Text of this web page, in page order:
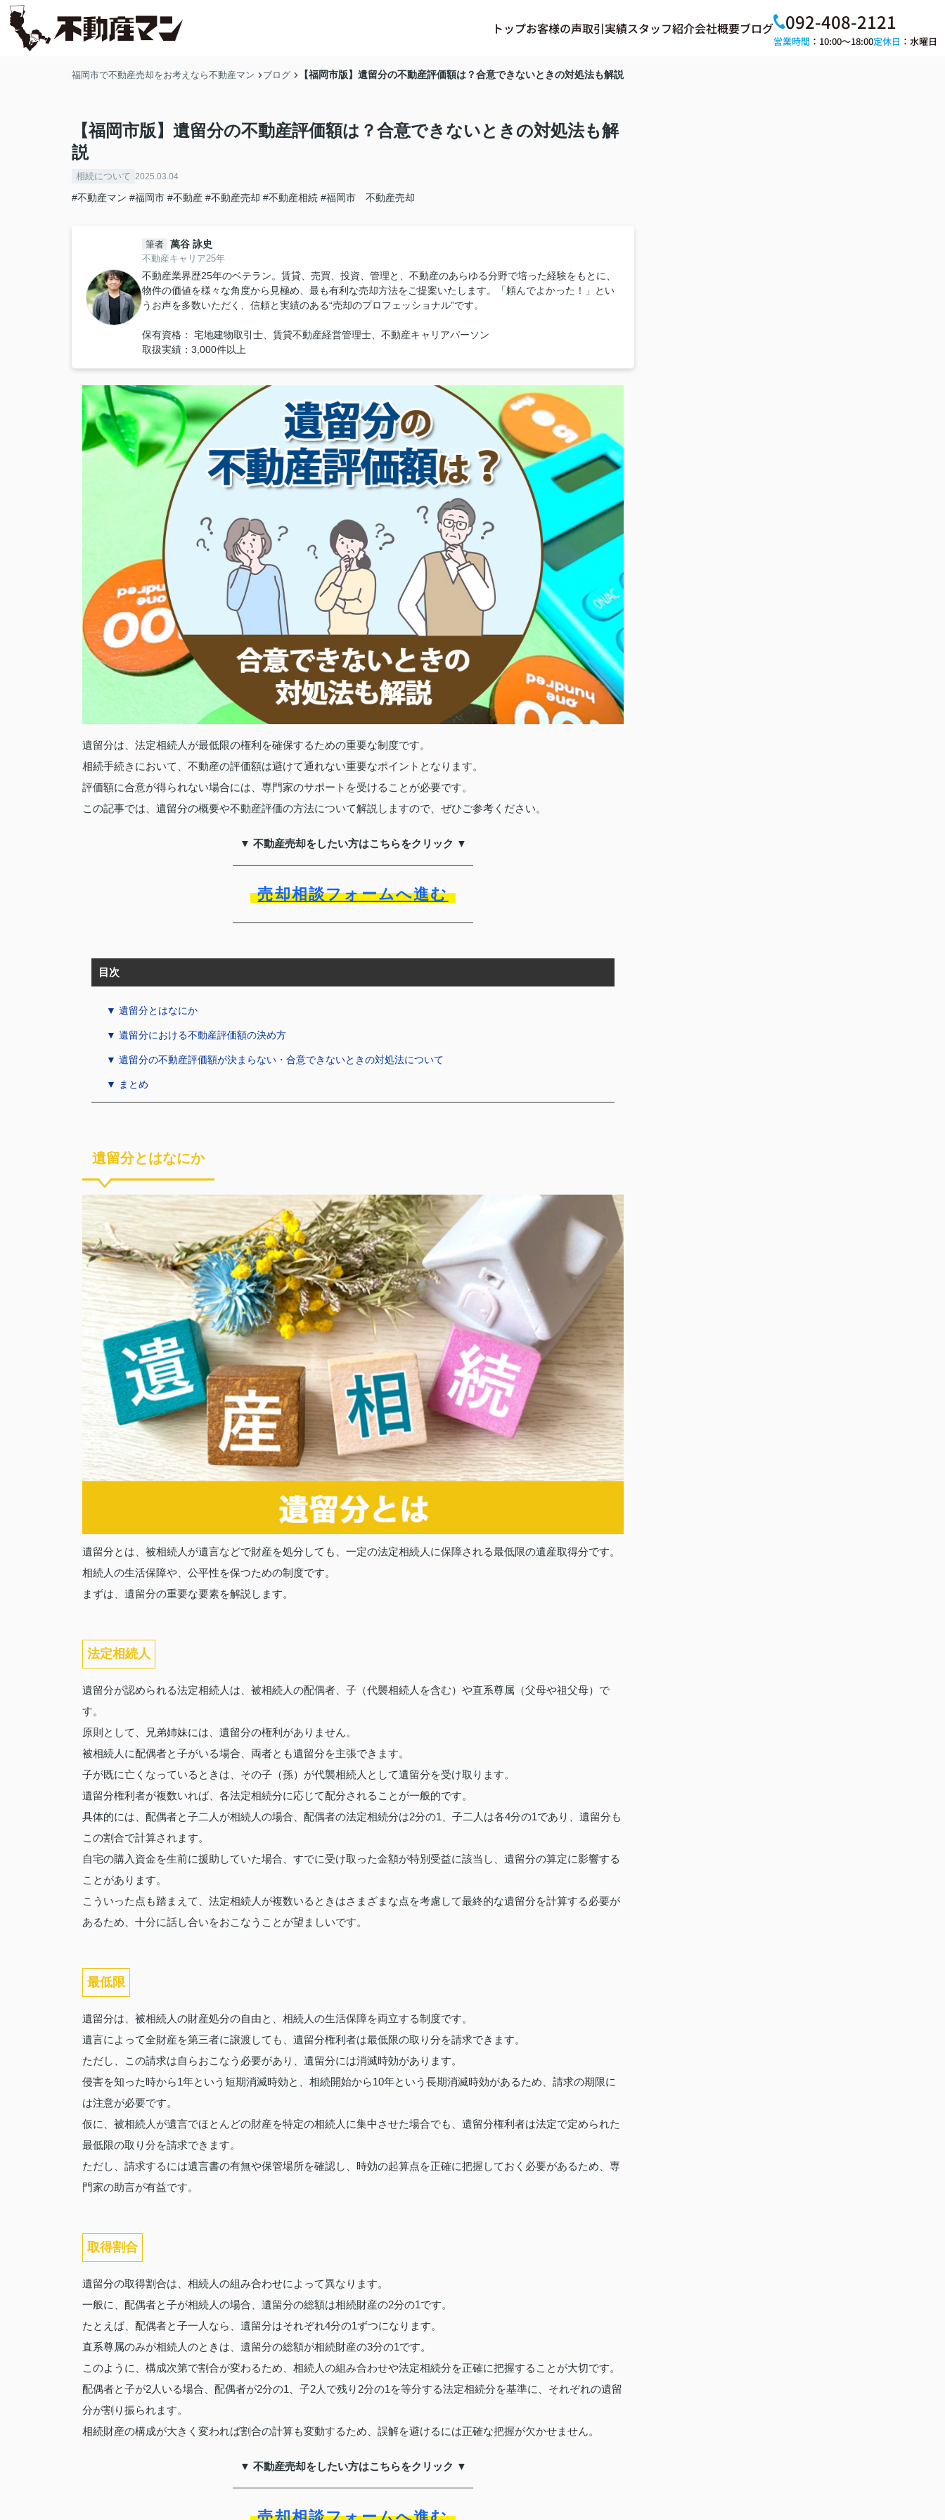
トップお客様の声取引実績スタッフ紹介会社概要ブログ 092-408-2121
営業時間 ：10:00～18:00定休日 ：水曜日
福岡市で不動産売却をお考えなら不動産マン ブログ 【福岡市版】遺留分の不動産評価額は？合意できないときの対処法も解説
【福岡市版】遺留分の不動産評価額は？合意できないときの対処法も解
説
相続について 2025.03.04
#不動産マン #福岡市 #不動産 #不動産売却 #不動産相続 #福岡市 不動産売却
筆者 萬谷 詠史
不動産キャリア25年
不動産業界歴25年のベテラン。賃貸、売買、投資、管理と、不動産のあらゆる分野で培った経験をもとに、
物件の価値を様々な角度から見極め、最も有利な売却方法をご提案いたします。「頼んでよかった！」とい
うお声を多数いただく、信頼と実績のある“売却のプロフェッショナル”です。
保有資格： 宅地建物取引士、賃貸不動産経営管理士、不動産キャリアパーソン
取扱実績：3,000件以上
遺留分は、法定相続人が最低限の権利を確保するための重要な制度です。
相続手続きにおいて、不動産の評価額は避けて通れない重要なポイントとなります。
評価額に合意が得られない場合には、専門家のサポートを受けることが必要です。
この記事では、遺留分の概要や不動産評価の方法について解説しますので、ぜひご参考ください。
▼ 不動産売却をしたい方はこちらをクリック ▼
売却相談フォームへ進む
目次
▼ 遺留分とはなにか
▼ 遺留分における不動産評価額の決め方
▼ 遺留分の不動産評価額が決まらない・合意できないときの対処法について
▼ まとめ
遺留分とはなにか
遺留分とは、被相続人が遺言などで財産を処分しても、一定の法定相続人に保障される最低限の遺産取得分です。
相続人の生活保障や、公平性を保つための制度です。
まずは、遺留分の重要な要素を解説します。
法定相続人
遺留分が認められる法定相続人は、被相続人の配偶者、子（代襲相続人を含む）や直系尊属（父母や祖父母）で
す。
原則として、兄弟姉妹には、遺留分の権利がありません。
被相続人に配偶者と子がいる場合、両者とも遺留分を主張できます。
子が既に亡くなっているときは、その子（孫）が代襲相続人として遺留分を受け取ります。
遺留分権利者が複数いれば、各法定相続分に応じて配分されることが一般的です。
具体的には、配偶者と子二人が相続人の場合、配偶者の法定相続分は2分の1、子二人は各4分の1であり、遺留分も
この割合で計算されます。
自宅の購入資金を生前に援助していた場合、すでに受け取った金額が特別受益に該当し、遺留分の算定に影響する
ことがあります。
こういった点も踏まえて、法定相続人が複数いるときはさまざまな点を考慮して最終的な遺留分を計算する必要が
あるため、十分に話し合いをおこなうことが望ましいです。
最低限
遺留分は、被相続人の財産処分の自由と、相続人の生活保障を両立する制度です。
遺言によって全財産を第三者に譲渡しても、遺留分権利者は最低限の取り分を請求できます。
ただし、この請求は自らおこなう必要があり、遺留分には消滅時効があります。
侵害を知った時から1年という短期消滅時効と、相続開始から10年という長期消滅時効があるため、請求の期限に
は注意が必要です。
仮に、被相続人が遺言でほとんどの財産を特定の相続人に集中させた場合でも、遺留分権利者は法定で定められた
最低限の取り分を請求できます。
ただし、請求するには遺言書の有無や保管場所を確認し、時効の起算点を正確に把握しておく必要があるため、専
門家の助言が有益です。
取得割合
遺留分の取得割合は、相続人の組み合わせによって異なります。
一般に、配偶者と子が相続人の場合、遺留分の総額は相続財産の2分の1です。
たとえば、配偶者と子一人なら、遺留分はそれぞれ4分の1ずつになります。
直系尊属のみが相続人のときは、遺留分の総額が相続財産の3分の1です。
このように、構成次第で割合が変わるため、相続人の組み合わせや法定相続分を正確に把握することが大切です。
配偶者と子が2人いる場合、配偶者が2分の1、子2人で残り2分の1を等分する法定相続分を基準に、それぞれの遺留
分が割り振られます。
相続財産の構成が大きく変われば割合の計算も変動するため、誤解を避けるには正確な把握が欠かせません。
▼ 不動産売却をしたい方はこちらをクリック ▼